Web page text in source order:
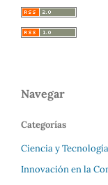
Navegar
Categorías
Ciencia y
Innovación en la